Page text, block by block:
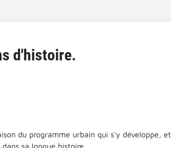
d'histoire.
du programme urbain qui s'y développe, et
sa longue histoire.